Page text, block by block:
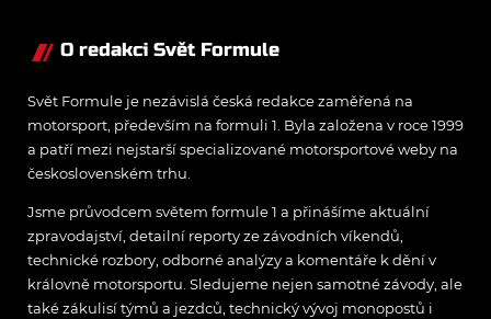
O redakci Svět Formule
Svět Formule je nezávislá česká redakce zaměřená na
motorsport, především na formuli 1. Byla založena v roce 1999
a patří mezi nejstarší specializované motorsportové weby na
československém trhu.
Jsme průvodcem světem formule 1 a přinášíme aktuální
zpravodajství, detailní reporty ze závodních víkendů,
technické rozbory, odborné analýzy a komentáře k dění v
královně motorsportu. Sledujeme nejen samotné závody, ale
také zákulisí týmů a jezdců, technický vývoj monopostů i